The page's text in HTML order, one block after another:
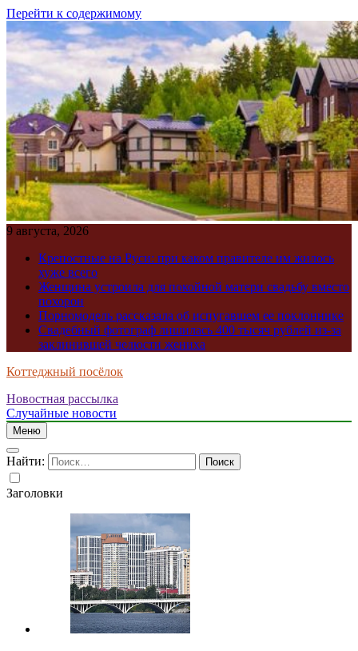
Перейти к содержимому
9 августа, 2026
Крепостные на Руси: при каком правителе им жилось
хуже всего
Женщина устроила для покойной матери свадьбу вместо
похорон
Порномодель рассказала об испугавшем ее поклоннике
Свадебный фотограф лишилась 400 тысяч рублей из-за
заклинившей челюсти жениха
Коттеджный посёлок
Новостная рассылка
Случайные новости
Меню
Найти:
Заголовки